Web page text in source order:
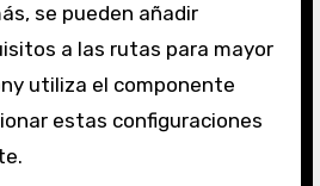
se pueden añadir
a las rutas para mayor
utiliza el componente
estas configuraciones